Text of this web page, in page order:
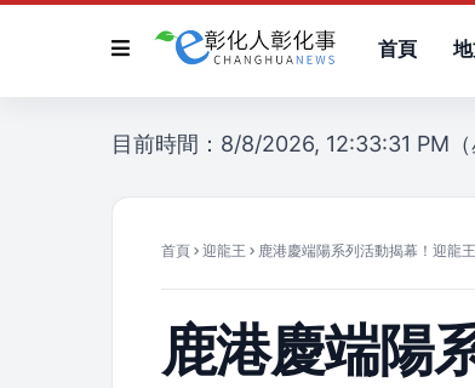
首頁
目前時間：8/8/2026, 12:33:31 PM（
首頁 迎龍王 鹿港慶端陽系列活動揭幕！迎龍
鹿港慶端陽